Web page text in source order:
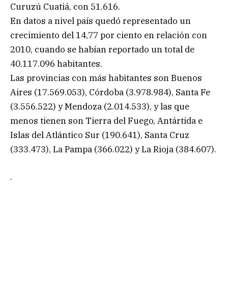
Curuzú Cuatiá, con 51.616.
En datos a nivel país quedó representado un
crecimiento del 14,77 por ciento en relación con
2010, cuando se habían reportado un total de
40.117.096 habitantes.
Las provincias con más habitantes son Buenos
Aires (17.569.053), Córdoba (3.978.984), Santa Fe
(3.556.522) y Mendoza (2.014.533), y las que
menos tienen son Tierra del Fuego, Antártida e
Islas del Atlántico Sur (190.641), Santa Cruz
(333.473), La Pampa (366.022) y La Rioja (384.607).
.